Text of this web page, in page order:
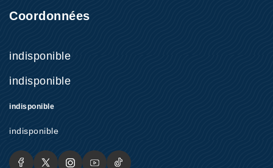
Coordonnées
indisponible
indisponible
indisponible
indisponible